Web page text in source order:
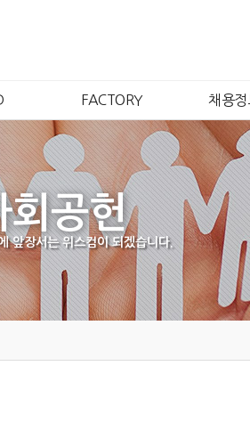
개
FACTORY
안산1공장
안산2공장
시화공장
안성공장
여수공장
무석법인
강문법인
채용정
인재상
복리후
채용안
채용
회공헌
앞장서는 위스컴이 되겠습니다.